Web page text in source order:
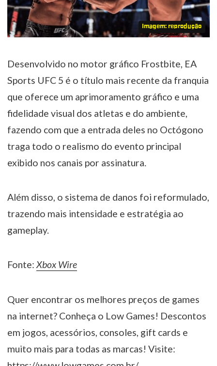
Imagem: reprodução
Desenvolvido no motor gráfico Frostbite, EA
Sports UFC 5 é o título mais recente da franquia
que oferece um aprimoramento gráfico e uma
fidelidade visual dos atletas e do ambiente,
fazendo com que a entrada deles no Octógono
traga todo o realismo do evento principal
exibido nos canais por assinatura.
Além disso, o sistema de danos foi reformulado,
trazendo mais intensidade e estratégia ao
gameplay.
Fonte: Xbox Wire
Quer encontrar os melhores preços de games
na internet? Conheça o Low Games! Descontos
em jogos, acessórios, consoles, gift cards e
muito mais para todas as marcas! Visite: